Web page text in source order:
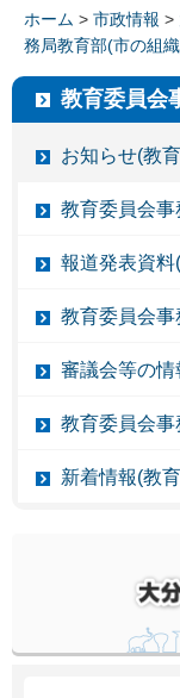
ホーム > 市政情報 >
務局教育部(市の組
教育委員会
お知らせ(教
教育委員会
報道発表資
教育委員会
審議会等の
教育委員会
新着情報(教